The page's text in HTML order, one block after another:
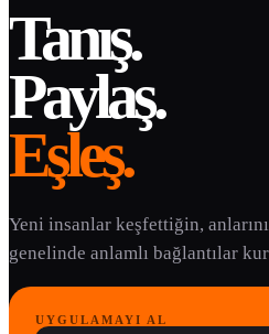
Tanış.
Paylaş.
Eşleş.
Yeni insanlar keşfettiğin,
genelinde anlamlı bağlantılar
UYGULAMAYI AL